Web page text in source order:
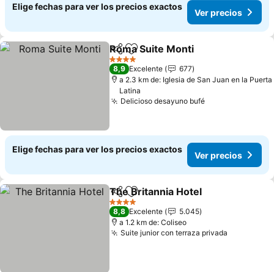
Elige fechas para ver los precios exactos
Ver precios
CompartirAgregar a favoritos
Roma Suite Monti
4 Estrellas
8,9 Excelente
677
a 2.3 km de: Iglesia de San Juan en la Puerta
Latina
Delicioso desayuno bufé
Elige fechas para ver los precios exactos
Ver precios
Compartir
Agregar a favoritos
The Britannia Hotel
4 Estrellas
8,8 Excelente
5.045
a 1.2 km de: Coliseo
Suite junior con terraza privada